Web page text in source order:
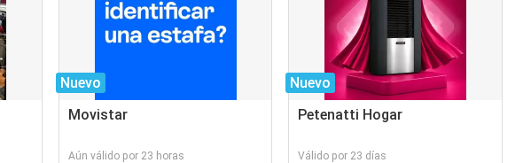
Nuevo
Movistar
Aún válido por 23 horas
Nuevo
Petenatti Hogar
Válido por 23 días